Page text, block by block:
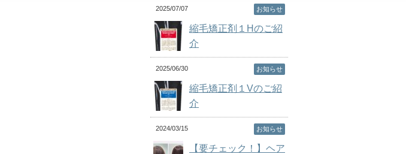
2025/07/07 お知らせ
縮毛矯正剤１Hのご紹
介
2025/06/30 お知らせ
縮毛矯正剤１Vのご紹
介
2024/03/15 お知らせ
【要チェック！】ヘア